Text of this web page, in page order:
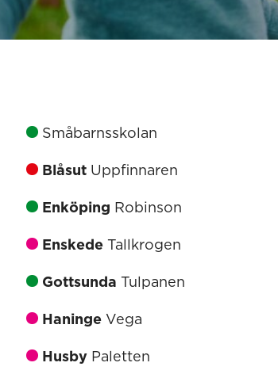
Småbarnsskolan
BlåsutUppfinnaren
Enköping Robinson
EnskedeTallkrogen
Gottsunda Tulpanen
HaningeVega
HusbyPaletten